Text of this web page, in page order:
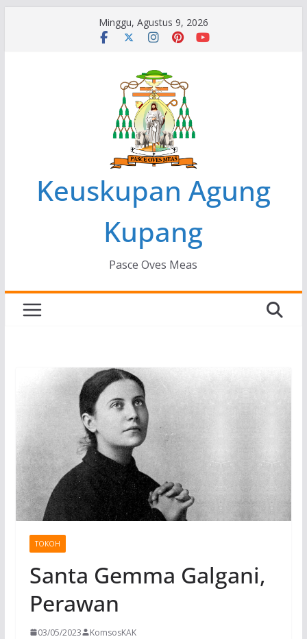
Minggu, Agustus 9, 2026
Keuskupan Agung
Kupang
Pasce Oves Meas
TOKOH
Santa Gemma Galgani,
Perawan
03/05/2023 KomsosKAK